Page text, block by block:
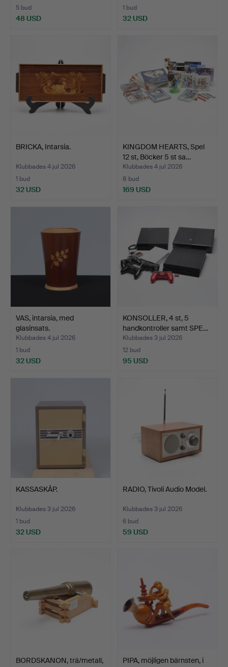
5 bud
48 USD
1 bud
32 USD
BRICKA, Intarsia.
Klubbades 4 jul 2026
1 bud
32 USD
KINGDOM HEARTS, Spel
12 st, Böcker 5 st sa…
Klubbades 4 jul 2026
8 bud
169 USD
VAS, intarsia, med
glasinsats.
Klubbades 4 jul 2026
1 bud
32 USD
KONSOLLER, 4 st, 5
handkontroller samt SPE…
Klubbades 3 jul 2026
12 bud
95 USD
KASSASKÅP.
Klubbades 3 jul 2026
1 bud
32 USD
RADIO, Tivoli Audio Model.
Klubbades 3 jul 2026
6 bud
59 USD
BORDSKANON, trä/metall,
PIPA, möjligen bärnsten, i